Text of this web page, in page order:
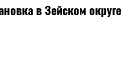
в Зейском округе